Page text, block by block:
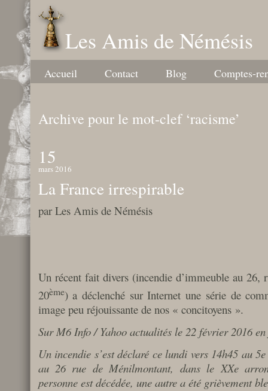
Les Amis de Némésis
Accueil Contact Blog Comptes-
Archive pour le mot-clef ‘racisme’
15
mars 2016
La France irrespirable
par Les Amis de Némésis
Un récent fait divers (incendie d’immeuble au 26,
20ème) a déclenché sur Internet une série de
image peu réjouissante de nos « concitoyens ».
Sur M6 Info / Yahoo actualités le 22 février 2016
Un incendie s’est déclaré ce lundi vers 14h45 au
au 26 rue de Ménilmontant, dans le XXe
personne est décédée, une autre a été grièvement